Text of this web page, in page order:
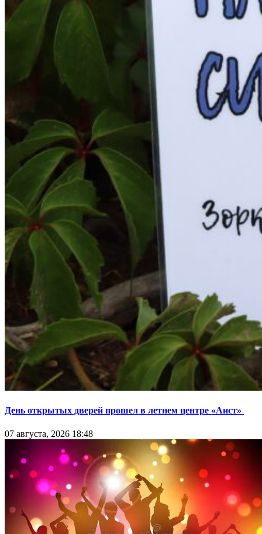
День открытых дверей прошел в летнем центре «Аист»
07 августа, 2026 18:48